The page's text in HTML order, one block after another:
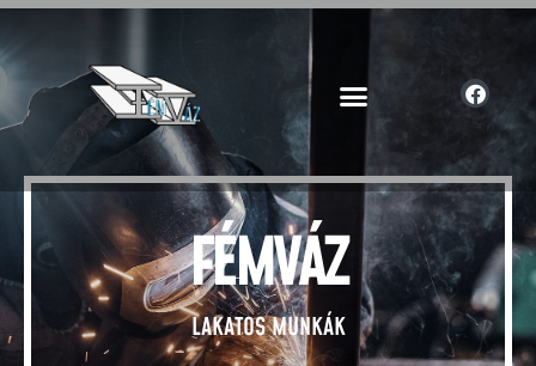
FÉMVÁZ
LAKATOS MUNKÁK